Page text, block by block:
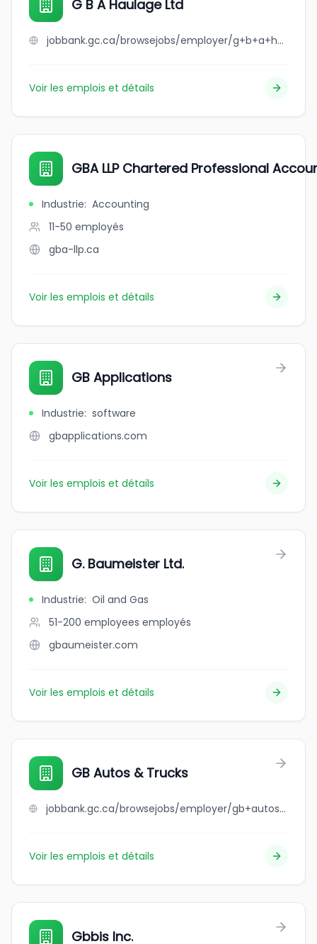
G B A Haulage Ltd
jobbank.gc.ca/browsejobs/employer/g+b+a+haulage+ltd/ca
Voir les emplois et détails
GBA LLP Chartered Professional
Industrie: Accounting
11-50 employés
gba-llp.ca
Voir les emplois et détails
GB Applications
Industrie: software
gbapplications.com
Voir les emplois et détails
G. Baumeister Ltd.
Industrie: Oil and Gas
51-200 employees employés
gbaumeister.com
Voir les emplois et détails
GB Autos & Trucks
jobbank.gc.ca/browsejobs/employer/gb+autos+%26+trucks/ca
Voir les emplois et détails
Gbbis Inc.